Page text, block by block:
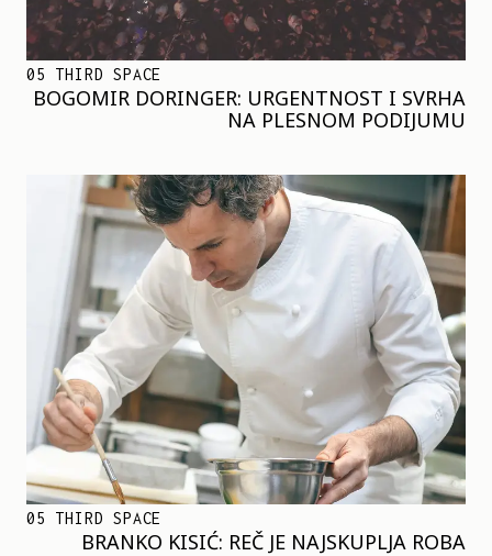
05 THIRD SPACE
BOGOMIR DORINGER: URGENTNOST I SVRHA
NA PLESNOM PODIJUMU
05 THIRD SPACE
BRANKO KISIĆ: REČ JE NAJSKUPLJA ROBA